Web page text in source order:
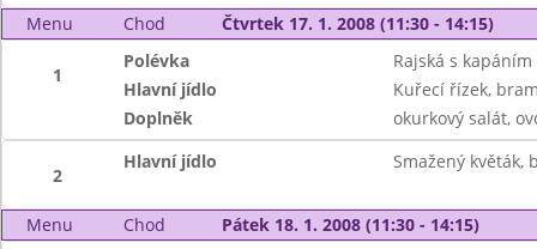
Menu Chod Čtvrtek 17. 1. 2008 (11:30 - 14:15)
1
Polévka
Rajská s kapáním
Hlavní jídlo
Kuřecí řízek,
Doplněk
okurkový salát,
2
Hlavní jídlo Smažený květák,
Menu Chod Pátek 18. 1. 2008 (11:30 - 14:15)